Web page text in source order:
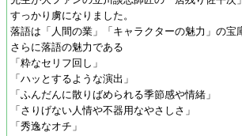
すっかり虜になりました。
落語は「人間の業」「キャラクターの魅力」の宝
さらに落語の魅力である
「粋なセリフ回し」
「ハッとするような演出」
「ふんだんに散りばめられる季節感や情緒」
「さりげない人情や不器用なやさしさ」
「秀逸なオチ」